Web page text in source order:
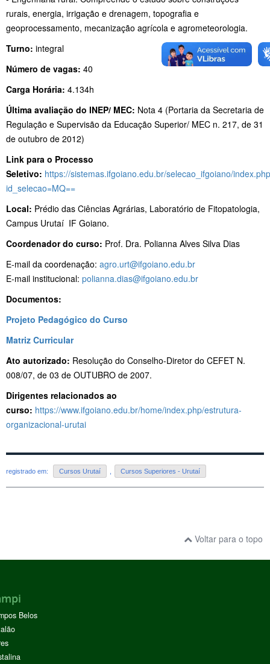
rurais, energia, irrigação e drenagem, topografia e
geoprocessamento, mecanização agrícola e agrometeorologia.
Turno: integral
Número de vagas: 40
Carga Horária: 4.134h
Última avaliação do INEP/ MEC: Nota 4 (Portaria da Secretaria de
Regulação e Supervisão da Educação Superior/ MEC n. 217, de 31
de outubro de 2012)
Link para o Processo
Seletivo: https://sistemas.ifgoiano.edu.br/selecao_ifgoiano/
id_selecao=MQ==
Local: Prédio das Ciências Agrárias, Laboratório de Fitopatologia,
Campus Urutaí IF Goiano.
Coordenador do curso: Prof. Dra. Polianna Alves Silva Dias
E-mail da coordenação: agro.urt@ifgoiano.edu.br
E-mail institucional: polianna.dias@ifgoiano.edu.br
Documentos:
Projeto Pedagógico do Curso
Matriz Curricular
Ato autorizado: Resolução do Conselho-Diretor do CEFET N.
008/07, de 03 de OUTUBRO de 2007.
Dirigentes relacionados ao
curso: https://www.ifgoiano.edu.br/home/index.php/estrutura-
organizacional-urutai
registrado em: Cursos Urutaí Cursos Superiores - Urutaí
Voltar para o topo
Belos